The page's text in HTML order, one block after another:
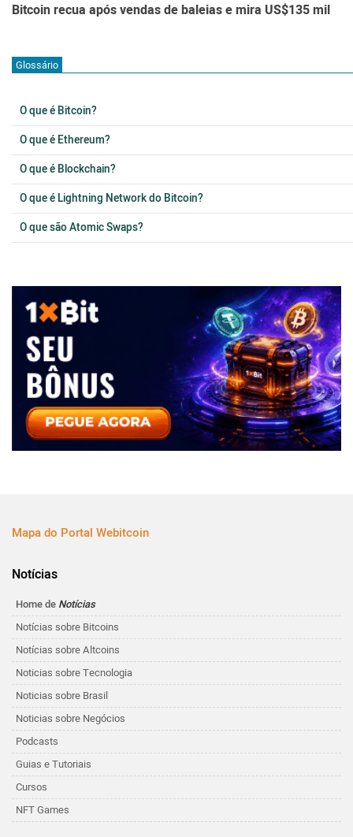
Bitcoin recua após vendas de baleias e mira US$135 mil
Glossário
O que é Bitcoin?
O que é Ethereum?
O que é Blockchain?
O que é Lightning Network do Bitcoin?
O que são Atomic Swaps?
Mapa do Portal Webitcoin
Notícias
Home de Notícias
Notícias sobre Bitcoins
Notícias sobre Altcoins
Noticias sobre Tecnologia
Noticias sobre Brasil
Noticias sobre Negócios
Podcasts
Guias e Tutoriais
Cursos
NFT Games